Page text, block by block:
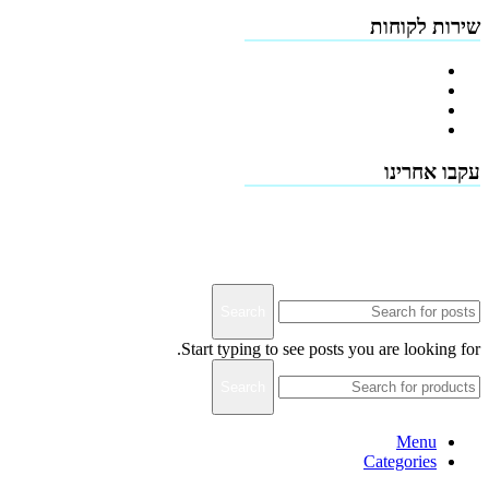
שירות לקוחות
עקבו אחרינו
Start typing to see posts you are looking for.
Menu
Categories